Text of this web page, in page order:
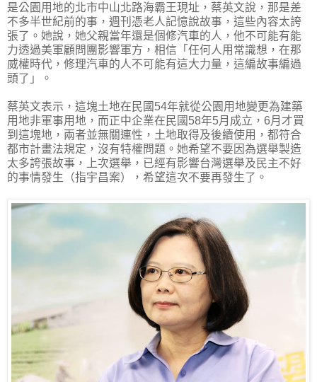
是公園用地的北市中山北路海霸王現址，蔡英文說，那是差
不多半世紀前的事，週刊憑老人記憶說故事，這些內容太誇
張了。她說，她父親當年還是個修汽車的人，他不可能有能
力透過美軍顧問團影響軍方，相信「任何人用常識想，在那
威權時代，修理汽車的人不可能有這大力量，這編故事編過
頭了」。
蔡英文表示，這塊土地在民國54年就從公園用地變更為建築
用地非軍事用地，而正中企業在民國58年5月成立，6月才買
到這塊地，兩者並無關連性，土地取得及後續使用，都符合
都市計畫法規定，沒有特權問題。她希望不要因為選舉製造
太多誇張故事，上次選舉，已經有影響台灣選舉及民主不好
的事情發生（指宇昌案），希望這次不要再發生了。